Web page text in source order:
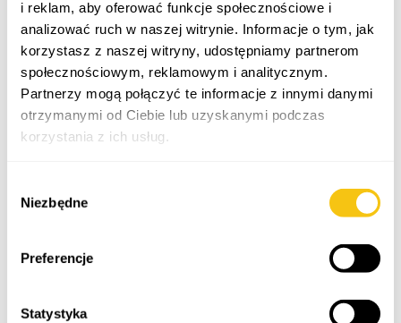
i reklam, aby oferować funkcje społecznościowe i
analizować ruch w naszej witrynie. Informacje o tym, jak
korzystasz z naszej witryny, udostępniamy partnerom
społecznościowym, reklamowym i analitycznym.
Partnerzy mogą połączyć te informacje z innymi danymi
otrzymanymi od Ciebie lub uzyskanymi podczas
korzystania z ich usług.
zgody
Niezbędne
Preferencje
Statystyka
Corporate and Commercial Law
Acquisitions, and Restructuring